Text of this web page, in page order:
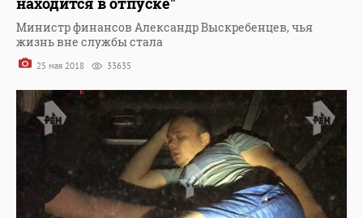
Министр финансов Александр Выскребенцев, чья
жизнь вне службы стала
25 мая 2018 33635